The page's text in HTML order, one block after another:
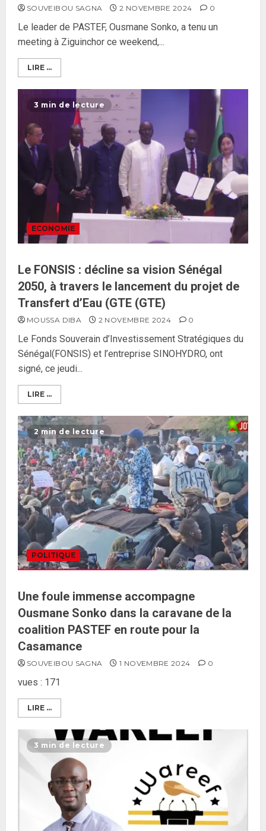
SOUVEIBOU SAGNA 2 NOVEMBRE 2024 0
Le leader de PASTEF, Ousmane Sonko, a tenu un
meeting à Ziguinchor ce weekend,...
LIRE ...
3 min de lecture
ECONOMIE
Le FONSIS : décline sa vision Sénégal
2050, à travers le lancement du projet de
Transfert d’Eau (GTE (GTE)
MOUSSA DIBA 2 NOVEMBRE 2024 0
Le Fonds Souverain d’Investissement Stratégiques du
Sénégal(FONSIS) et l’entreprise SINOHYDRO, ont
signé, ce jeudi...
LIRE ...
2 min de lecture
POLITIQUE
Une foule immense accompagne
Ousmane Sonko dans la caravane de la
coalition PASTEF en route pour la
Casamance
SOUVEIBOU SAGNA 1 NOVEMBRE 2024 0
vues : 171
LIRE ...
3 min de lecture
garde ses responsables
26 MAI 2026
Réintégration de Sonko à
l’Assemblée nationale : Adji
Mergane Kanouté défend la
majorité parlementaire